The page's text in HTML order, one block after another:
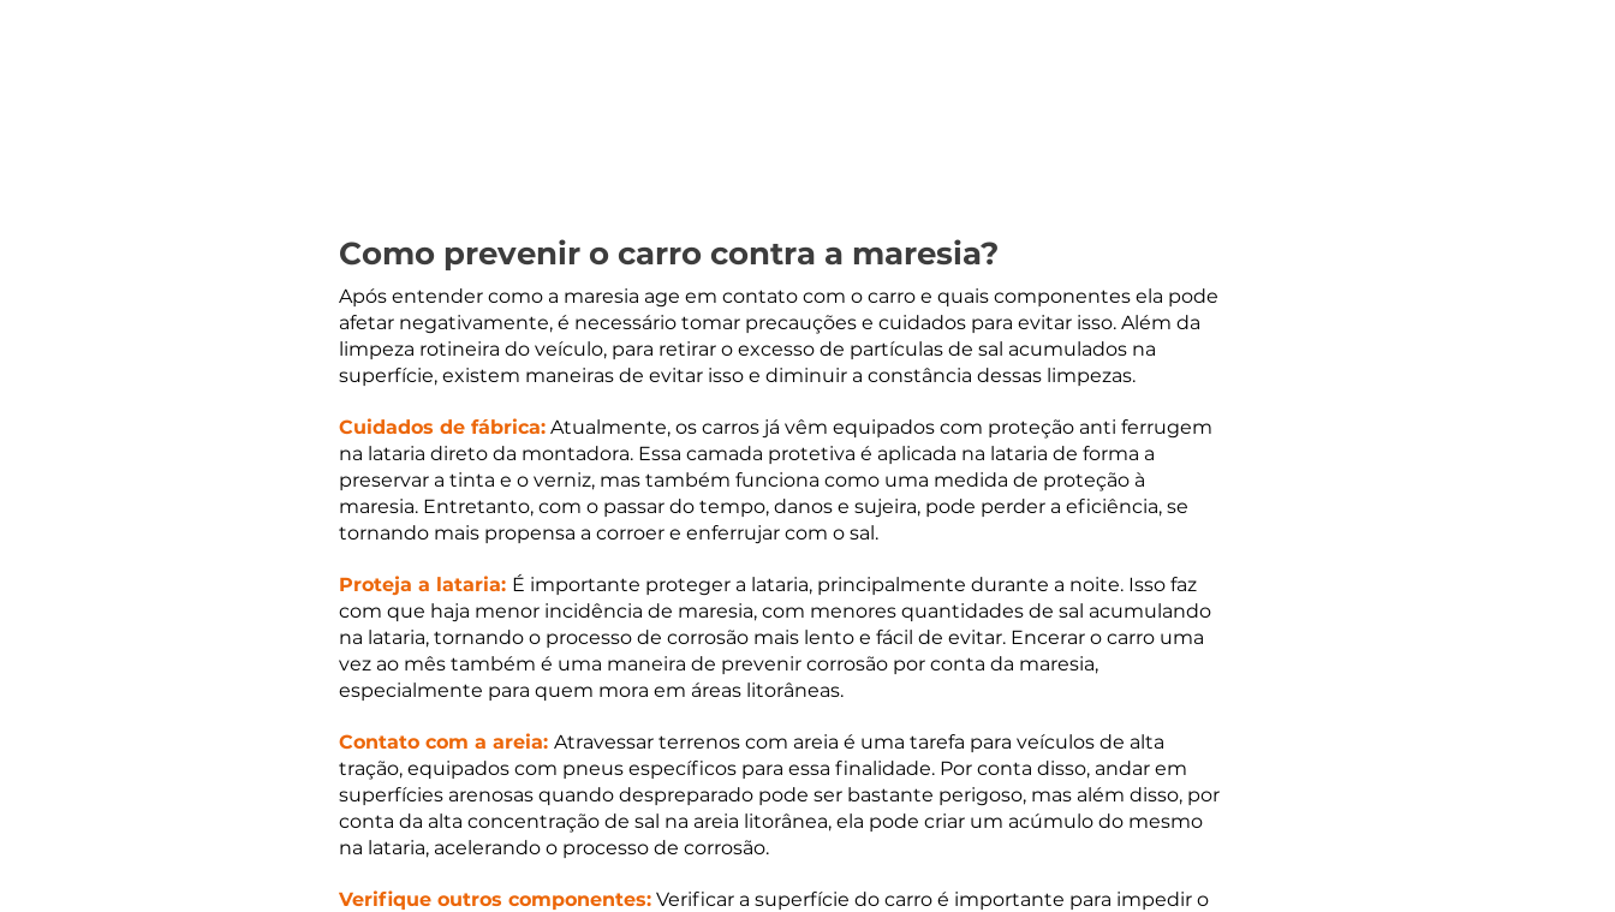
Como prevenir o carro contra a maresia?
Após entender como a maresia age em contato com o carro e quais componentes ela pode
afetar negativamente, é necessário tomar precauções e cuidados para evitar isso. Além da
limpeza rotineira do veículo, para retirar o excesso de partículas de sal acumulados na
superfície, existem maneiras de evitar isso e diminuir a constância dessas limpezas.
Cuidados de fábrica: Atualmente, os carros já vêm equipados com proteção anti ferrugem
na lataria direto da montadora. Essa camada protetiva é aplicada na lataria de forma a
preservar a tinta e o verniz, mas também funciona como uma medida de proteção à
maresia. Entretanto, com o passar do tempo, danos e sujeira, pode perder a eficiência, se
tornando mais propensa a corroer e enferrujar com o sal.
Proteja a lataria: É importante proteger a lataria, principalmente durante a noite. Isso faz
com que haja menor incidência de maresia, com menores quantidades de sal acumulando
na lataria, tornando o processo de corrosão mais lento e fácil de evitar. Encerar o carro uma
vez ao mês também é uma maneira de prevenir corrosão por conta da maresia,
especialmente para quem mora em áreas litorâneas.
Contato com a areia: Atravessar terrenos com areia é uma tarefa para veículos de alta
tração, equipados com pneus específicos para essa finalidade. Por conta disso, andar em
superfícies arenosas quando despreparado pode ser bastante perigoso, mas além disso, por
conta da alta concentração de sal na areia litorânea, ela pode criar um acúmulo do mesmo
na lataria, acelerando o processo de corrosão.
Verifique outros componentes: Verificar a superfície do carro é importante para impedir o